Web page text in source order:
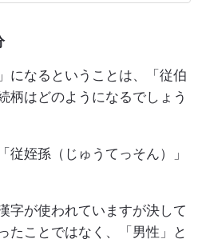
になるということは、「従伯
柄はどのようになるでしょう
従姪孫（じゅうてっそん）」
字が使われていますが決して
たことではなく、「男性」と